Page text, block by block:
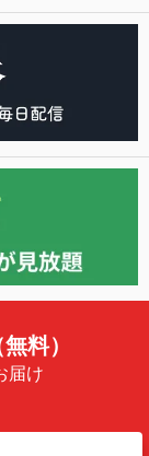
料）
届け